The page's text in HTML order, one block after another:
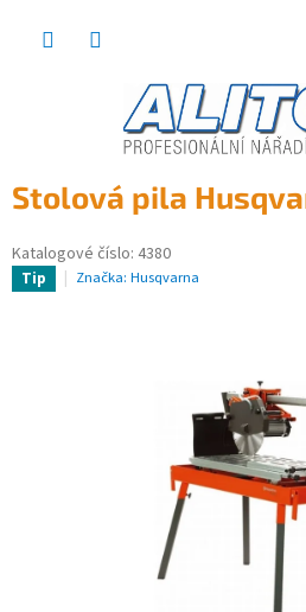
Stolová pila
Katalogové číslo: 4380
Tip Značka: Husqvarna